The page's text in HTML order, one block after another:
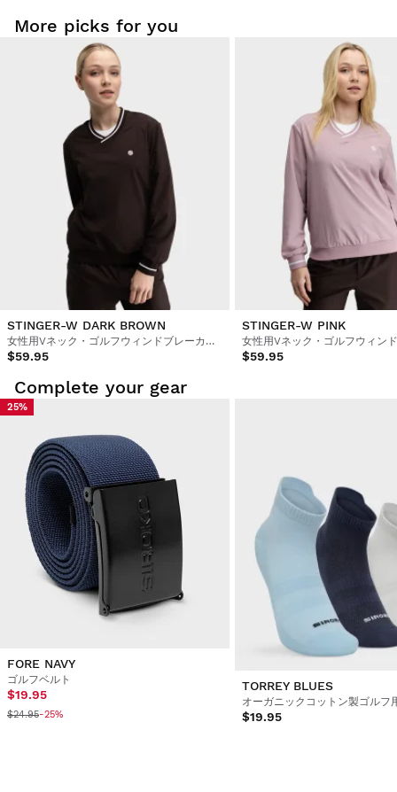
More picks for you
STINGER-W DARK BROWN
女性用Vネック・ゴルフウィンドブレーカープルオーバー
$59.95
STINGER-W PINK
$59.95
Complete your gear
25%
FORE NAVY
ゴルフベルト
$19.95
$24.95-25%
TORREY BLUES
$19.95